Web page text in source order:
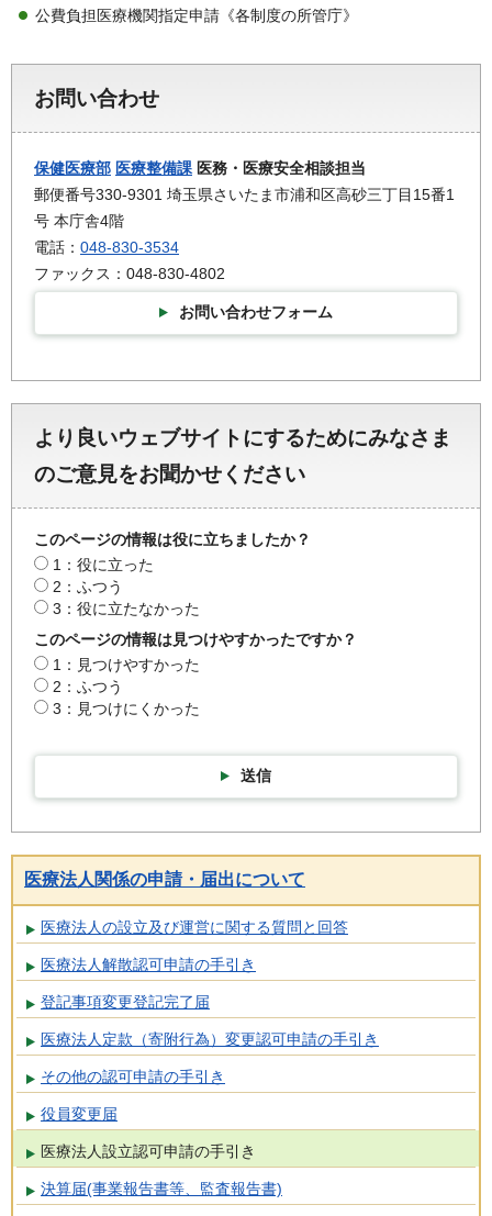
公費負担医療機関指定申請《各制度の所管庁》
お問い合わせ
保健医療部 医療整備課 医務・医療安全相談担当
郵便番号330-9301 埼玉県さいたま市浦和区高砂三丁目15番1
号 本庁舎4階
電話： 048-830-3534
ファックス：048-830-4802
お問い合わせフォーム
より良いウェブサイトにするためにみなさま
のご意見をお聞かせください
このページの情報は役に立ちましたか？
1：役に立った
2：ふつう
3：役に立たなかった
このページの情報は見つけやすかったですか？
1：見つけやすかった
2：ふつう
3：見つけにくかった
送信
医療法人関係の申請・届出について
医療法人の設立及び運営に関する質問と回答
医療法人解散認可申請の手引き
登記事項変更登記完了届
医療法人定款（寄附行為）変更認可申請の手引き
その他の認可申請の手引き
役員変更届
医療法人設立認可申請の手引き
決算届(事業報告書等、監査報告書)